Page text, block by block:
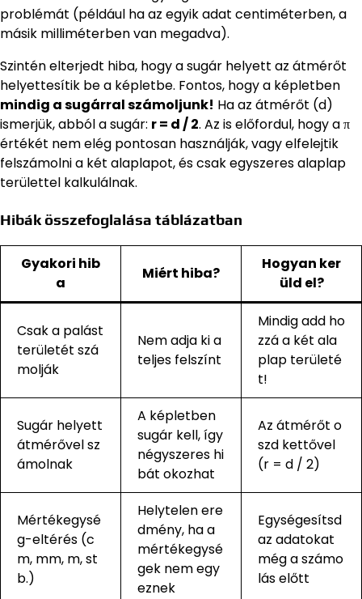
problémát (például ha az egyik adat centiméterben, a
másik milliméterben van megadva).
Szintén elterjedt hiba, hogy a sugár helyett az átmérőt
helyettesítik be a képletbe. Fontos, hogy a képletben
mindig a sugárral számoljunk! Ha az átmérőt (d)
ismerjük, abból a sugár: r = d / 2. Az is előfordul, hogy a π
értékét nem elég pontosan használják, vagy elfelejtik
felszámolni a két alaplapot, és csak egyszeres alaplap
területtel kalkulálnak.
Hibák összefoglalása táblázatban
Gyakori hib
a
Miért hiba?
Hogyan ker
üld el?
Csak a palást
területét szá
molják
Nem adja ki a
teljes felszínt
Mindig add ho
zzá a két ala
plap területé
t!
Sugár helyett
átmérővel sz
ámolnak
A képletben
sugár kell, így
négyszeres hi
bát okozhat
Az átmérőt o
szd kettővel
(r = d / 2)
Mértékegysé
g-eltérés (c
m, mm, m, st
b.)
Helytelen ere
dmény, ha a
mértékegysé
gek nem egy
eznek
Egységesítsd
az adatokat
még a számo
lás előtt